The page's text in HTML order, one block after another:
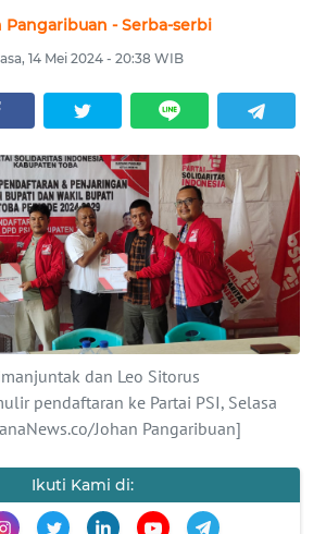
Pangaribuan - Serba-serbi
14 Mei 2024 - 20:38 WIB
dan Leo Sitorus
pendaftaran ke Partai PSI, Selasa
Johan Pangaribuan]
Ikuti Kami di: